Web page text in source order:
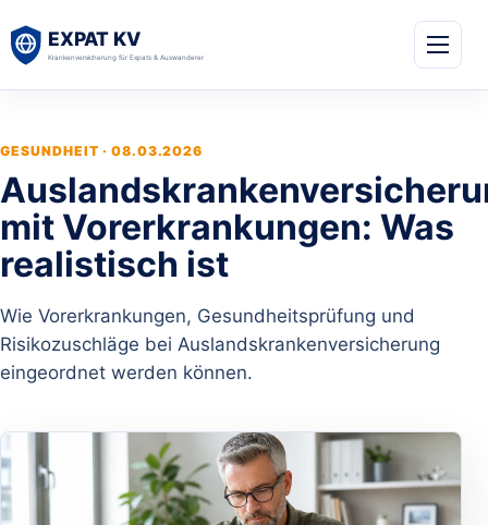
GESUNDHEIT · 08.03.2026
mit Vorerkrankungen: Was
realistisch ist
Wie Vorerkrankungen, Gesundheitsprüfung und
Risikozuschläge bei Auslandskrankenversicherung
eingeordnet werden können.